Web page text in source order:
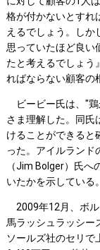
格が付かないとすれ
えるでしょう。しか
思っていたほど良い
たと考えるでしょう
ればならない顧客の
ビービー氏は、"鶏
さま理解した。同氏
けることができると
った。アイルランド
（Jim Bolger）氏
いたかを示している。
2009年12月、ボル
馬ラッシュラッシー
ソールズ社のセリで